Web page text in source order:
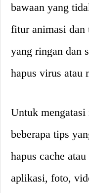
bawaan yang
fitur animasi dan
yang ringan dan
hapus virus atau
Untuk
beberapa tips
hapus cache
aplikasi, foto,